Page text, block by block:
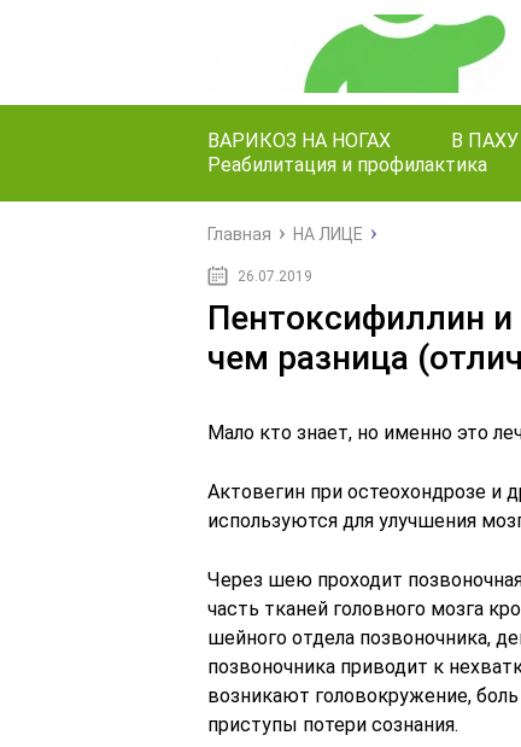
ВАРИКОЗ НА НОГАХ В ПАХУ
Реабилитация и профилактика
Главная НА ЛИЦЕ
26.07.2019
Пентоксифиллин
чем разница
Мало кто знает, но именно это
Актовегин при остеохондрозе и
используются для улучшения
Через шею проходит
часть тканей головного мозга
шейного отдела позвоночника,
позвоночника приводит к
возникают головокружение,
приступы потери сознания.